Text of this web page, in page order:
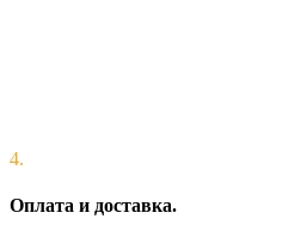
4.
Оплата и доставка.